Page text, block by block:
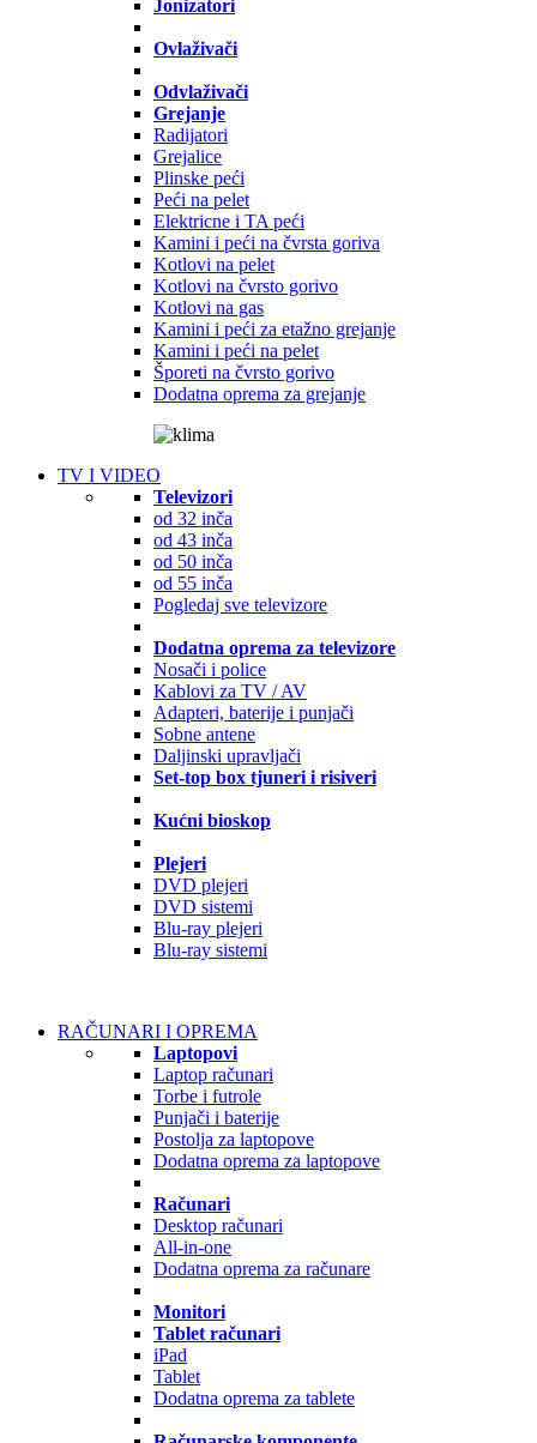
Jonizatori
Ovlaživači
Odvlaživači
Grejanje
Radijatori
Grejalice
Plinske peći
Peći na pelet
Elektricne i TA peći
Kamini i peći na čvrsta goriva
Kotlovi na pelet
Kotlovi na čvrsto gorivo
Kotlovi na gas
Kamini i peći za etažno grejanje
Kamini i peći na pelet
Šporeti na čvrsto gorivo
Dodatna oprema za grejanje
TV I VIDEO
Televizori
od 32 inča
od 43 inča
od 50 inča
od 55 inča
Pogledaj sve televizore
Dodatna oprema za televizore
Nosači i police
Kablovi za TV / AV
Adapteri, baterije i punjači
Sobne antene
Daljinski upravljači
Set-top box tjuneri i risiveri
Kućni bioskop
Plejeri
DVD plejeri
DVD sistemi
Blu-ray plejeri
Blu-ray sistemi
RAČUNARI I OPREMA
Laptopovi
Laptop računari
Torbe i futrole
Punjači i baterije
Postolja za laptopove
Dodatna oprema za laptopove
Računari
Desktop računari
All-in-one
Dodatna oprema za računare
Monitori
Tablet računari
iPad
Tablet
Dodatna oprema za tablete